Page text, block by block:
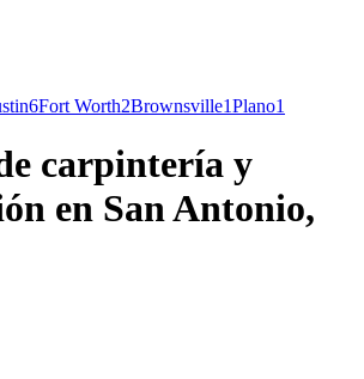
6Fort Worth2Brownsville1Plano1
carpintería y
en San Antonio,